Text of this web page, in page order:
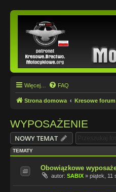
Więcej… FAQ
Strona domowa Kresowe
WYPOSAŻENIE
NOWY TEMAT
TEMATY
Obowiązkowe
autor: SABIX » piątek, 11